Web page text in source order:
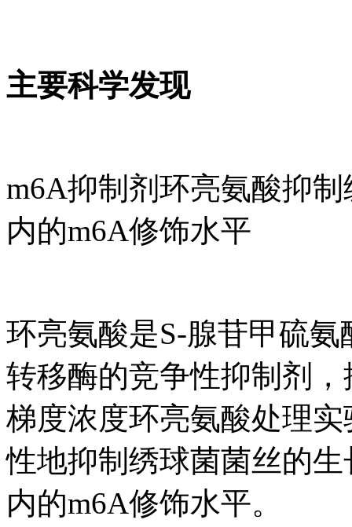
主要科学发现
m6A抑制剂环亮氨酸抑
内的m6A修饰水平
环亮氨酸是S-腺苷甲硫氨
转移酶的竞争性抑制剂
梯度浓度环亮氨酸处理
性地抑制绣球菌菌丝的
内的m6A修饰水平。